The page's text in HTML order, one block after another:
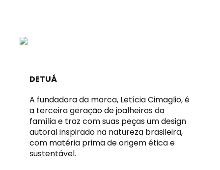
DETUÁ
A fundadora da marca, Letícia Cimaglio, é
a terceira geração de joalheiros da
família e traz com suas peças um design
autoral inspirado na natureza brasileira,
com matéria prima de origem ética e
sustentável.